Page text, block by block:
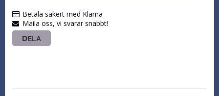
Betala säkert med Klarna
Maila oss, vi svarar snabbt!
DELA